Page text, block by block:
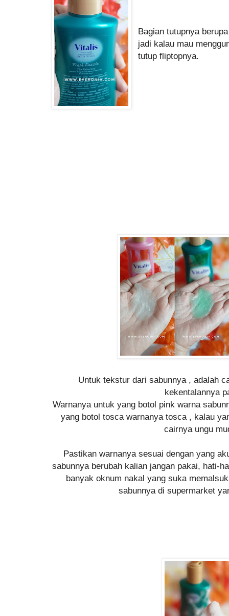
Bagian tutupnya
jadi kalau mau
tutup fliptopnya.
Untuk tekstur dari sabunnya , adalah
kekentalannya
Warnanya untuk yang botol pink warna
yang botol tosca warnanya tosca , kalau
cairnya ungu
Pastikan warnanya sesuai dengan yang
sabunnya berubah kalian jangan pakai, hati-
banyak oknum nakal yang suka
sabunnya di supermarket